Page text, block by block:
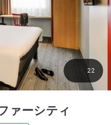
ァーシティ
22